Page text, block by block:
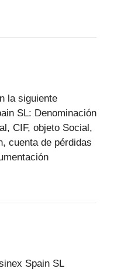
la siguiente
SL: Denominación
CIF, objeto Social,
cuenta de pérdidas
Spain SL